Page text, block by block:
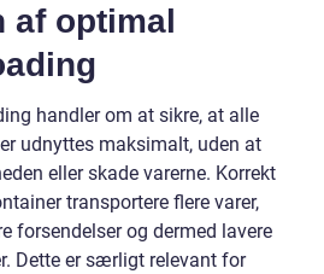
af optimal
handler om at sikre, at alle
udnyttes maksimalt, uden at
eller skade varerne. Korrekt
transportere flere varer,
forsendelser og dermed lavere
Dette er særligt relevant for